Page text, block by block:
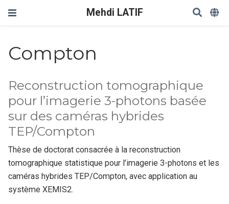
Mehdi LATIF
Compton
Reconstruction tomographique
pour l’imagerie 3-photons basée
sur des caméras hybrides
TEP/Compton
Thèse de doctorat consacrée à la reconstruction
tomographique statistique pour l’imagerie 3-photons et les
caméras hybrides TEP/Compton, avec application au
système XEMIS2.